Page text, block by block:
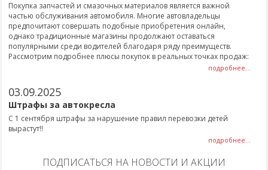
Покупка запчастей и смазочных материалов является важной
частью обслуживания автомобиля. Многие автовладельцы
предпочитают совершать подобные приобретения онлайн,
однако традиционные магазины продолжают оставаться
популярными среди водителей благодаря ряду преимуществ.
Рассмотрим подробнее плюсы покупок в реальных точках продаж:
подробнее...
03.09.2025
Штрафы за автокресла
С 1 сентября штрафы за нарушение правил перевозки детей
вырастут!!
подробнее...
ПОДПИСАТЬСЯ НА НОВОСТИ И АКЦИИ